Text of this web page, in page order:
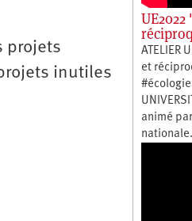
projets
inutiles
ATELIER
et
animé